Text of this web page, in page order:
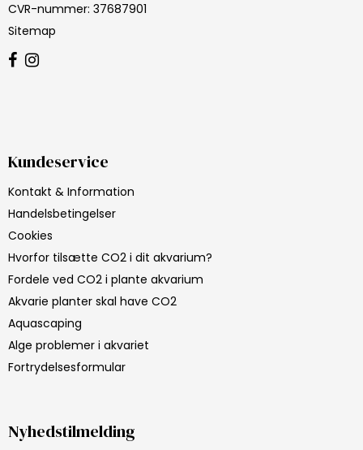
CVR-nummer: 37687901
Sitemap
Kundeservice
Kontakt & Information
Handelsbetingelser
Cookies
Hvorfor tilsætte CO2 i dit akvarium?
Fordele ved CO2 i plante akvarium
Akvarie planter skal have CO2
Aquascaping
Alge problemer i akvariet
Fortrydelsesformular
Nyhedstilmelding